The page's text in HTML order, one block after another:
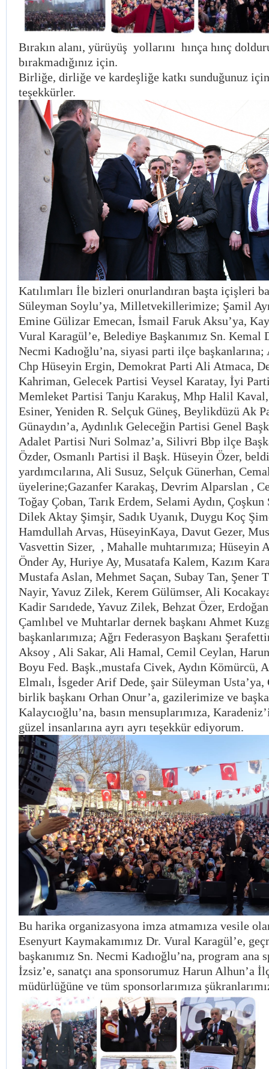
Bırakın alanı, yürüyüş yollarını hınça hınç
bırakmadığınız için.
Birliğe, dirliğe ve kardeşliğe katkı sunduğunuz
teşekkürler.
Katılımları İle bizleri onurlandıran başta içişleri
Süleyman Soylu’ya, Milletvekillerimize; Şamil
Emine Gülizar Emecan, İsmail Faruk Aksu’ya,
Vural Karagül’e, Belediye Başkanımız Sn. Kemal
Necmi Kadıoğlu’na, siyasi parti ilçe
Chp Hüseyin Ergin, Demokrat Parti Ali Atmaca,
Kahriman, Gelecek Partisi Veysel Karatay, İyi
Memleket Partisi Tanju Karakuş, Mhp Halil
Esiner, Yeniden R. Selçuk Güneş, Beylikdüzü Ak
Günaydın’a, Aydınlık Geleceğin Partisi Genel
Adalet Partisi Nuri Solmaz’a, Silivri Bbp ilçe
Özder, Osmanlı Partisi il Başk. Hüseyin Özer,
yardımcılarına, Ali Susuz, Selçuk Günerhan,
üyelerine;Gazanfer Karakaş, Devrim Alparslan ,
Toğay Çoban, Tarık Erdem, Selami Aydın,
Dilek Aktay Şimşir, Sadık Uyanık, Duygu Koç
Hamdullah Arvas, HüseyinKaya, Davut Gezer,
Vasvettin Sizer, , Mahalle muhtarımıza; Hüseyin
Önder Ay, Huriye Ay, Musatafa Kalem, Kazım
Mustafa Aslan, Mehmet Saçan, Subay Tan, Şener
Nayir, Yavuz Zilek, Kerem Gülümser, Ali
Kadir Sarıdede, Yavuz Zilek, Behzat Özer,
Çamlıbel ve Muhtarlar dernek başkanı Ahmet
başkanlarımıza; Ağrı Federasyon Başkanı
Aksoy , Ali Sakar, Ali Hamal, Cemil Ceylan,
Boyu Fed. Başk.,mustafa Civek, Aydın Kömürcü,
Elmalı, İsgeder Arif Dede, şair Süleyman Usta’ya,
birlik başkanı Orhan Onur’a, gazilerimize ve
Kalaycıoğlu’na, basın mensuplarımıza,
güzel insanlarına ayrı ayrı teşekkür ediyorum.
Bu harika organizasyona imza atmamıza vesile
Esenyurt Kaymakamımız Dr. Vural Karagül’e,
başkanımız Sn. Necmi Kadıoğlu’na, program ana
İzsiz’e, sanatçı ana sponsorumuz Harun Alhun’a
müdürlüğüne ve tüm sponsorlarımıza